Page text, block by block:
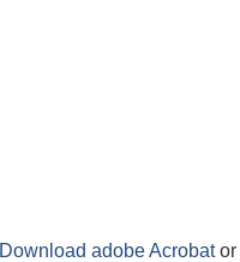
Download adobe Acrobator